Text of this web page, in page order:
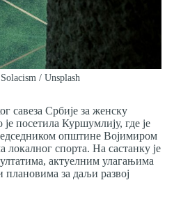
/ Unsplash
савеза Србије за женску
посетила Куршумлију, где је
општине Војимиром
спорта. На састанку је
актуелним улагањима
плановима за даљи развој